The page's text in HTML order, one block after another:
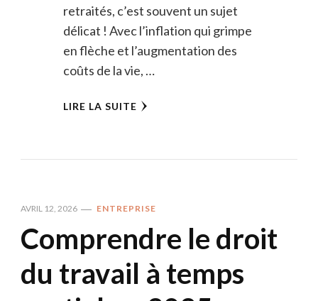
retraités, c’est souvent un sujet
délicat ! Avec l’inflation qui grimpe
en flèche et l’augmentation des
coûts de la vie, …
LIRE LA SUITE
AVRIL 12, 2026 ENTREPRISE
Comprendre le droit
du travail à temps